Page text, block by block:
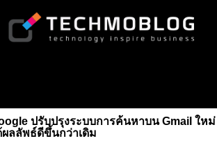
ปรับปรุงระบบการค้นหาบน Gmail ใหม่
ผลลัพธ์ดีขึ้นกว่าเดิม